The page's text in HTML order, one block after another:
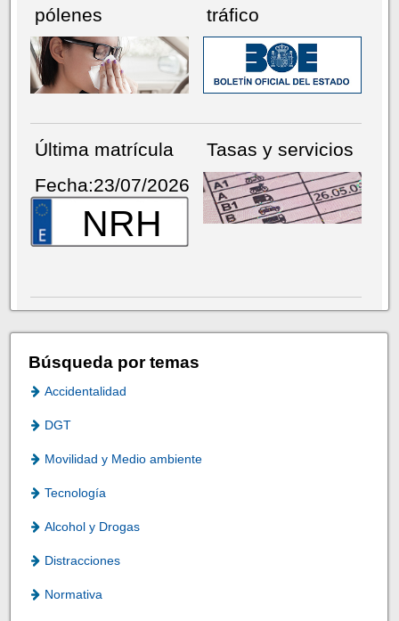
pólenes
tráfico
Última matrícula
Fecha:23/07/2026
NRH
Tasas y servicios
Búsqueda por temas
Accidentalidad
DGT
Movilidad y Medio ambiente
Tecnología
Alcohol y Drogas
Distracciones
Normativa